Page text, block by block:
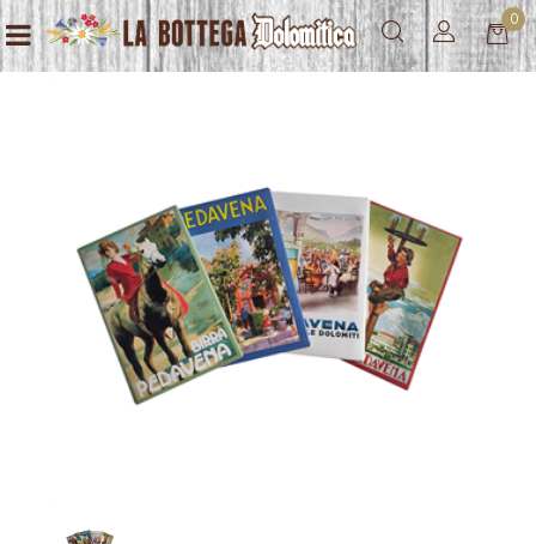
Open menu
0